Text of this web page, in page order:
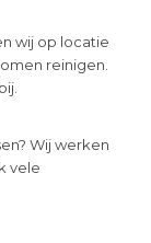
wij op locatie
reinigen.
Wij werken
vele